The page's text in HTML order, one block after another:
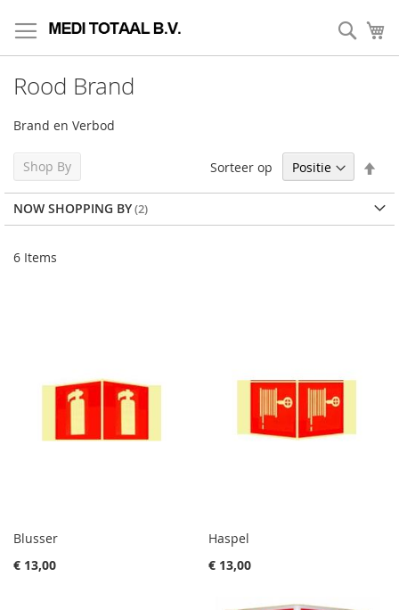
to
Content
Rood Brand
Brand en Verbod
6 Items
Sorteer op
Blusser
€ 13,00
Haspel
€ 13,00
Shop By
NOW SHOPPING BY